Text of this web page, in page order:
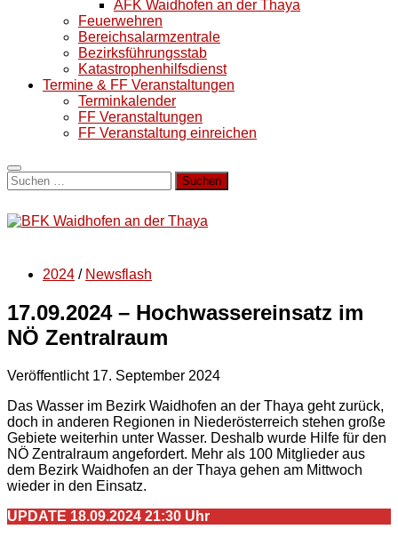
AFK Waidhofen an der Thaya
Feuerwehren
Bereichsalarmzentrale
Bezirksführungsstab
Katastrophenhilfsdienst
Termine & FF Veranstaltungen
Terminkalender
FF Veranstaltungen
FF Veranstaltung einreichen
Suchen
nach:
2024 / Newsflash
17.09.2024 – Hochwassereinsatz im
NÖ Zentralraum
Veröffentlicht 17. September 2024
Das Wasser im Bezirk Waidhofen an der Thaya geht zurück,
doch in anderen Regionen in Niederösterreich stehen große
Gebiete weiterhin unter Wasser. Deshalb wurde Hilfe für den
NÖ Zentralraum angefordert. Mehr als 100 Mitglieder aus
dem Bezirk Waidhofen an der Thaya gehen am Mittwoch
wieder in den Einsatz.
UPDATE 18.09.2024 21:30 Uhr